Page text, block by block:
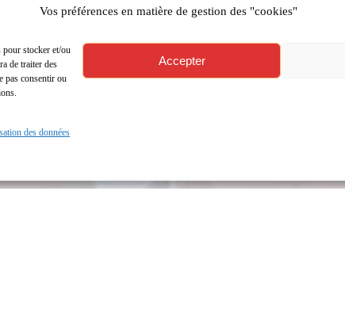
Vos préférences en matière de gestion des "cookies"
pour stocker et/ou
de traiter des
pas consentir ou
Accepter
des données